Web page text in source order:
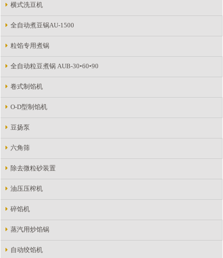
横式洗豆机
全自动煮豆锅AU-1500
粒馅专用煮锅
全自动粒豆煮锅 AUB-30•60•90
卷式制馅机
O-D型制馅机
豆扬泵
六角筛
除去微粒砂装置
油压压榨机
碎馅机
蒸汽用炒馅锅
自动绞馅机